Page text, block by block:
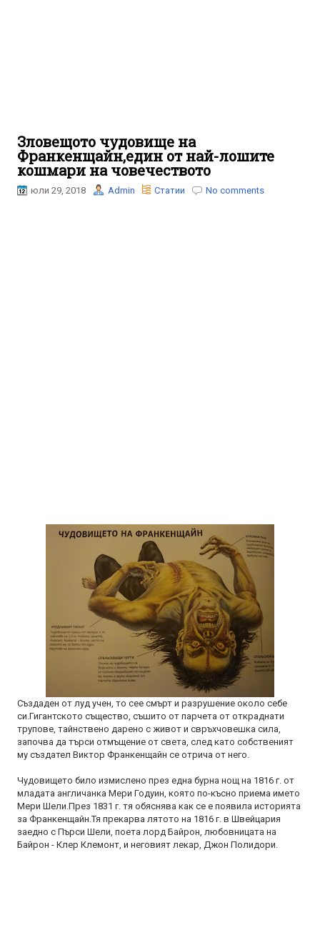
Зловещото чудовище на
Франкенщайн,един от най-лошите
кошмари на човечеството
юли 29, 2018 Admin Статии No comments
Създаден от луд учен, то сее смърт и разрушение около себе
си.Гигантското същество, съшито от парчета от откраднати
трупове, тайнствено дарено с живот и свръхчовешка сила,
започва да търси отмъщение от света, след като собственият
му създател Виктор Франкенщайн се отрича от него.
Чудовището било измислено през една бурна нощ на 1816 г. от
младата англичанка Мери Годуин, която по-късно приема името
Мери Шели.През 1831 г. тя обяснява как се е появила историята
за Франкенщайн.Тя прекарва лятото на 1816 г. в Швейцария
заедно с Пърси Шели, поета лорд Байрон, любовницата на
Байрон - Клер Клемонт, и неговият лекар, Джон Полидори.